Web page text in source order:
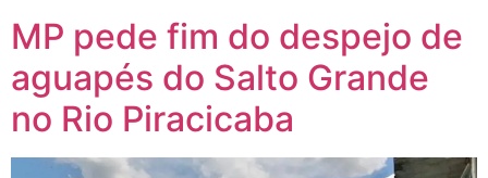
MP pede fim do despejo de
aguapés do Salto Grande
no Rio Piracicaba